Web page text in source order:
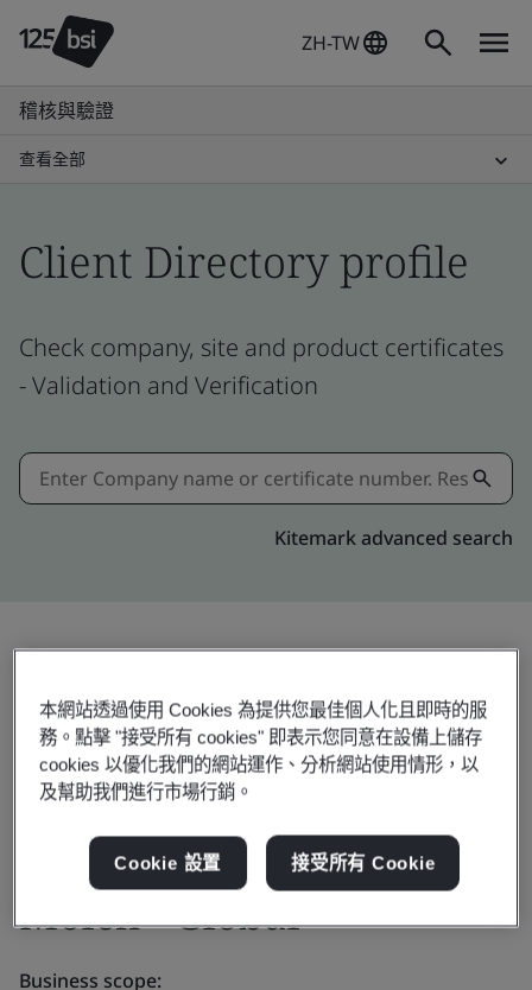
ZH-TW
稽核與驗證
查看全部
Client Directory profile
Check company, site and product certificates
- Validation and Verification
Kitemark advanced search
邀請
Molex - Global
Business scope:
本網站透過使用 Cookies 為提供您最佳個人化且即時的服
務。點擊 "接受所有 cookies" 即表示您同意在設備上儲存
cookies 以優化我們的網站運作、分析網站使用情形，以
及幫助我們進行市場行銷。
Cookie 設置 接受所有 Cookie